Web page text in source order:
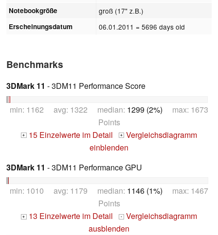
Notebookgröße groß (17" z.B.)
Erscheinungsdatum 06.01.2011 = 5696 days old
Benchmarks
3DMark 11 - 3DM11 Performance Score
min: 1162 avg: 1322 median: 1299 (2%) max: 1673
Points
+ 15 Einzelwerte im Detail +
Vergleichsdiagramm
einblenden
3DMark 11 - 3DM11 Performance GPU
min: 1010 avg: 1179 median: 1146 (1%) max: 1467
Points
+ 13 Einzelwerte im Detail -
Vergleichsdiagramm
ausblenden